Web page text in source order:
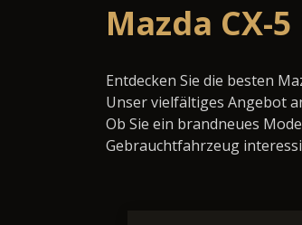
Mazda CX-
Entdecken Sie die besten
Unser vielfältiges Angebot
Ob Sie ein brandneues
Gebrauchtfahrzeug